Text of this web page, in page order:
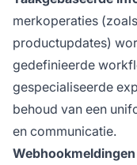
merkoperaties
productupdates)
gedefinieerde
gespecialiseerde
behoud van een
en communicatie.